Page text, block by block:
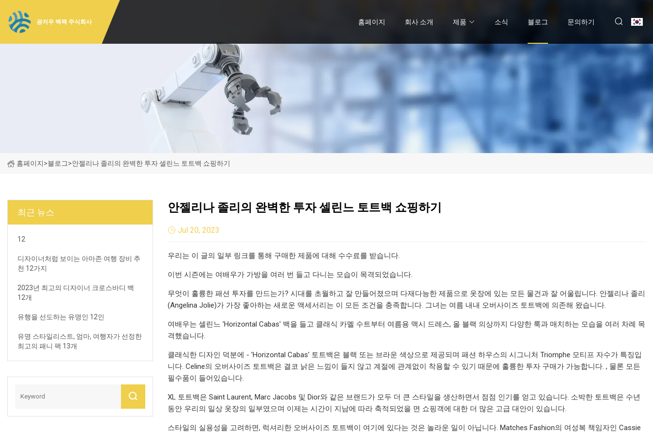
광저우 백팩 주식회사 홈페이지 회사 소개 제품 소식 블로그 문의하기
홈페이지>블로그>안젤리나 졸리의 완벽한 투자 셀린느 토트백 쇼핑하기
최근 뉴스
12
디자이너처럼 보이는 아마존 여행 장비 추
천 12가지
2023년 최고의 디자이너 크로스바디 백
12개
유행을 선도하는 유명인 12인
유명 스타일리스트, 엄마, 여행자가 선정한
최고의 패니 팩 13개
안젤리나 졸리의 완벽한 투자 셀린느 토트백 쇼핑하기
Jul 20, 2023
우리는 이 글의 일부 링크를 통해 구매한 제품에 대해 수수료를 받습니다.
이번 시즌에는 여배우가 가방을 여러 번 들고 다니는 모습이 목격되었습니다.
무엇이 훌륭한 패션 투자를 만드는가? 시대를 초월하고 잘 만들어졌으며 다재다능한 제품으로 옷장에 있는 모든 물건과 잘 어울립니다. 안젤리나 졸리
(Angelina Jolie)가 가장 좋아하는 새로운 액세서리는 이 모든 조건을 충족합니다. 그녀는 여름 내내 오버사이즈 토트백에 의존해 왔습니다.
여배우는 셀린느 'Horizontal Cabas' 백을 들고 클래식 카멜 수트부터 여름용 맥시 드레스, 올 블랙 의상까지 다양한 룩과 매치하는 모습을 여러 차례 목
격했습니다.
클래식한 디자인 덕분에 - 'Horizontal Cabas' 토트백은 블랙 또는 브라운 색상으로 제공되며 패션 하우스의 시그니처 Triomphe 모티프 자수가 특징입
니다. Celine의 오버사이즈 토트백은 결코 낡은 느낌이 들지 않고 계절에 관계없이 착용할 수 있기 때문에 훌륭한 투자 구매가 가능합니다. , 물론 모든
필수품이 들어있습니다.
XL 토트백은 Saint Laurent, Marc Jacobs 및 Dior와 같은 브랜드가 모두 더 큰 스타일을 생산하면서 점점 인기를 얻고 있습니다. 소박한 토트백은 수년
동안 우리의 일상 옷장의 일부였으며 이제는 시간이 지남에 따라 축적되었을 면 쇼핑객에 대한 더 많은 고급 대안이 있습니다.
스타일의 실용성을 고려하면, 럭셔리한 오버사이즈 토트백이 여기에 있다는 것은 놀라운 일이 아닙니다. Matches Fashion의 여성복 책임자인 Cassie